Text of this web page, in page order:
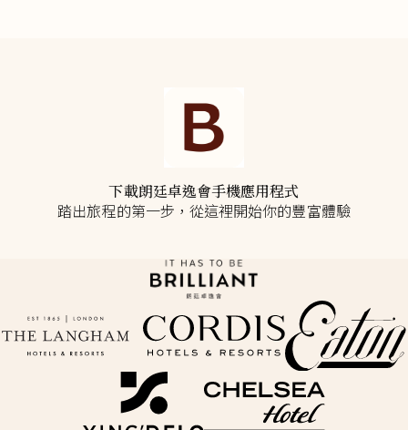
下載朗廷卓逸會手機應用程式
踏出旅程的第一步，從這裡開始你的豐富體驗
opens in a new tab opens in a new tab